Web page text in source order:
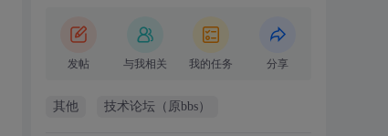
发帖 与我相关 我的任务 分享
其他 技术论坛（原bbs）